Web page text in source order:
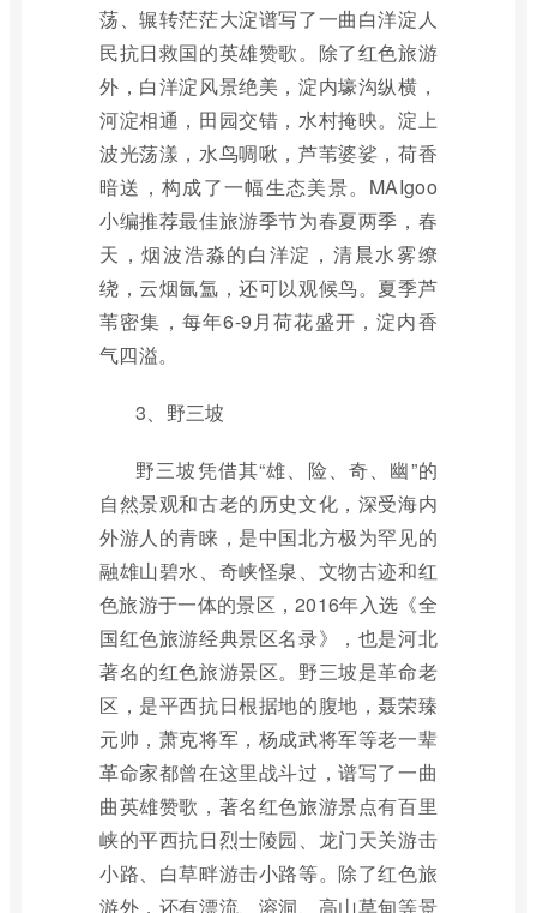
荡、辗转茫茫大淀谱写了一曲白洋淀人
民抗日救国的英雄赞歌。除了红色旅游
外，白洋淀风景绝美，淀内壕沟纵横，
河淀相通，田园交错，水村掩映。淀上
波光荡漾，水鸟啁啾，芦苇婆娑，荷香
暗送，构成了一幅生态美景。MAIgoo
小编推荐最佳旅游季节为春夏两季，春
天，烟波浩淼的白洋淀，清晨水雾缭
绕，云烟氤氲，还可以观候鸟。夏季芦
苇密集，每年6-9月荷花盛开，淀内香
气四溢。
3、野三坡
野三坡凭借其“雄、险、奇、幽”的
自然景观和古老的历史文化，深受海内
外游人的青睐，是中国北方极为罕见的
融雄山碧水、奇峡怪泉、文物古迹和红
色旅游于一体的景区，2016年入选《全
国红色旅游经典景区名录》，也是河北
著名的红色旅游景区。野三坡是革命老
区，是平西抗日根据地的腹地，聂荣臻
元帅，萧克将军，杨成武将军等老一辈
革命家都曾在这里战斗过，谱写了一曲
曲英雄赞歌，著名红色旅游景点有百里
峡的平西抗日烈士陵园、龙门天关游击
小路、白草畔游击小路等。除了红色旅
游外，还有漂流、溶洞、高山草甸等景